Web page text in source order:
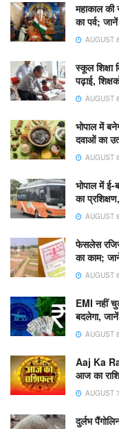
महाकाल की
का पर्व;
AUGUST
स्कूल
पढ़ाई,
AUGUST
भोपाल में
दवाओं का
AUGUST
भोपाल में ई-
का
AUGUST
फेसलेस
का काम;
AUGUST
EMI नहीं
बदलेगा,
AUGUST
Aaj Ka
आज का
AUGUST
दुर्लभ